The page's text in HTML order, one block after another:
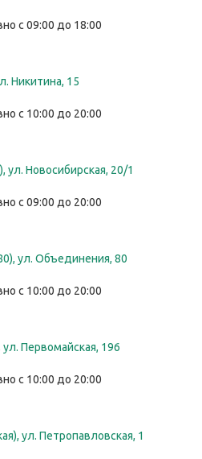
с 09:00 до 18:00
Никитина, 15
с 10:00 до 20:00
ул. Новосибирская, 20/1
с 09:00 до 20:00
ул. Объединения, 80
с 10:00 до 20:00
Первомайская, 196
с 10:00 до 20:00
ул. Петропавловская, 1